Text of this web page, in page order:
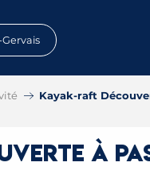
Kayak-raft
à